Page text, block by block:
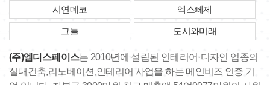
시연데코 엑스뻬제
그들 도시와미래
(주)엠디스페이스는 2010년에 설립된 인테리어·디자인 업종의
실내건축,리노베이션,인테리어 사업을 하는 메인비즈 인증 기